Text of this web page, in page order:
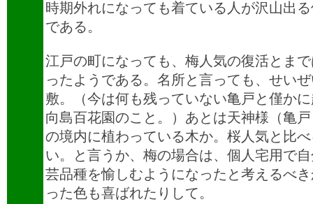
時期外れになっても着ている人が沢山出
である。
江戸の町になっても、梅人気の復活とま
ったようである。名所と言っても、せい
敷。（今は何も残っていない亀戸と僅か
向島百花園のこと。）あとは天神様（亀
の境内に植わっている木か。桜人気と比
い。と言うか、梅の場合は、個人宅用で
芸品種を愉しむようになったと考えるべ
った色も喜ばれたりして。